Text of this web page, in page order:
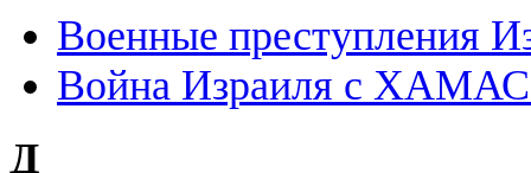
Военные преступления
Война Израиля с ХАМАС
Д